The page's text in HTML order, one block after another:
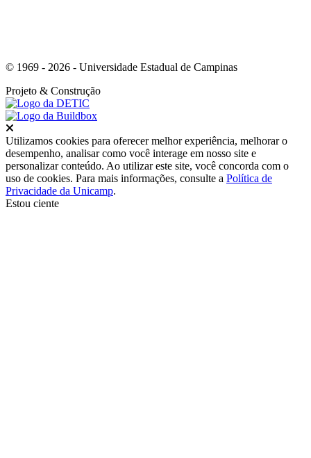
© 1969 - 2026 - Universidade Estadual de Campinas
Projeto & Construção
Utilizamos cookies para oferecer melhor experiência, melhorar o
desempenho, analisar como você interage em nosso site e
personalizar conteúdo. Ao utilizar este site, você concorda com o
uso de cookies. Para mais informações, consulte a Política de
Privacidade da Unicamp.
Estou ciente